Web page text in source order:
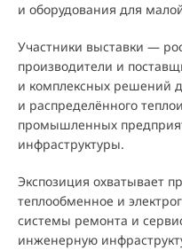
и оборудования для
Участники выставки —
производители и
и комплексных решений
и распределённого
промышленных
инфраструктуры.
Экспозиция охватывает
теплообменное и
системы ремонта и
инженерную